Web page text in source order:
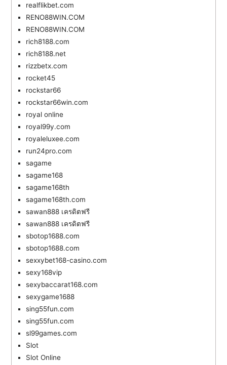
realflikbet.com
RENO88WIN.COM
RENO88WIN.COM
rich8188.com
rich8188.net
rizzbetx.com
rocket45
rockstar66
rockstar66win.com
royal online
royal99y.com
royaleluxee.com
run24pro.com
sagame
sagame168
sagame168th
sagame168th.com
sawan888 เครดิตฟรี
sawan888 เครดิตฟรี
sbotop1688.com
sbotop1688.com
sexxybet168-casino.com
sexy168vip
sexybaccarat168.com
sexygame1688
sing55fun.com
sing55fun.com
sl99games.com
Slot
Slot Online